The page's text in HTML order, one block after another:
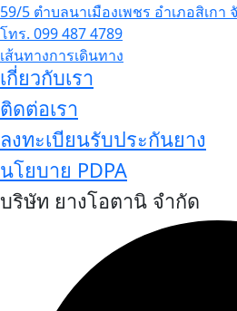
59/5 ตำบลนาเมืองเพชร อำเภอสิเกา
โทร. 099 487 4789
เส้นทางการเดินทาง
เกี่ยวกับเรา
ติดต่อเรา
ลงทะเบียนรับประกันยาง
นโยบาย PDPA
บริษัท ยางโอตานิ จำกัด